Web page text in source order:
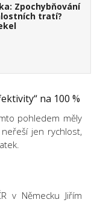
Zpochybňování
tratí?
na 100 %
pohledem měly
jen rychlost,
Německu Jiřím